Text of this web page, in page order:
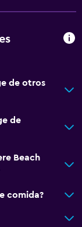
de otros
de
Beach
comida?